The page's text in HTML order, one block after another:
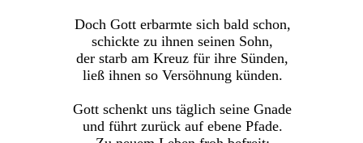
Doch Gott erbarmte sich bald schon,
schickte zu ihnen seinen Sohn,
der starb am Kreuz für ihre Sünden,
ließ ihnen so Versöhnung künden.
Gott schenkt uns täglich seine Gnade
und führt zurück auf ebene Pfade.